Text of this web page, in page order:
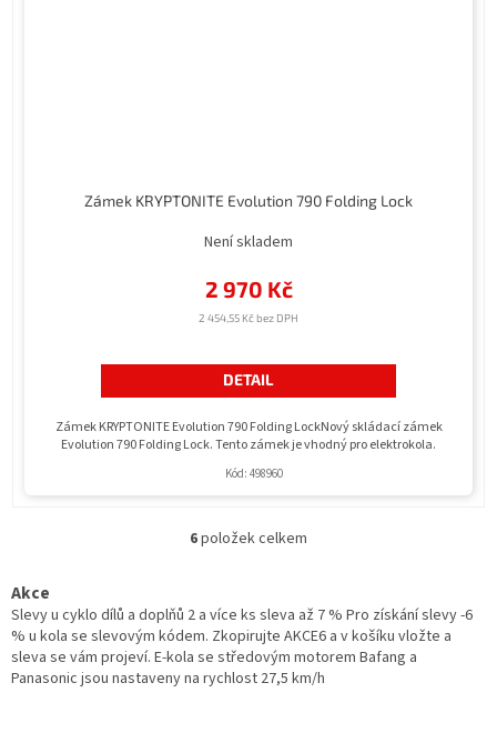
Zámek KRYPTONITE Evolution 790 Folding Lock
Není skladem
2 454,55 Kč bez DPH
2 970 Kč
DETAIL
Zámek KRYPTONITE Evolution 790 Folding LockNový skládací zámek
Evolution 790 Folding Lock. Tento zámek je vhodný pro elektrokola.
Kód: 498960
O
á
d
a
c
6položek celkem
Akce
Slevy u cyklo dílů a doplňů 2 a více ks sleva až 7 % Pro získání slevy -6
% u kola se slevovým kódem. Zkopirujte AKCE6 a v košíku vložte a
sleva se vám projeví. E-kola se středovým motorem Bafang a
Panasonic jsou nastaveny na rychlost 27,5 km/h